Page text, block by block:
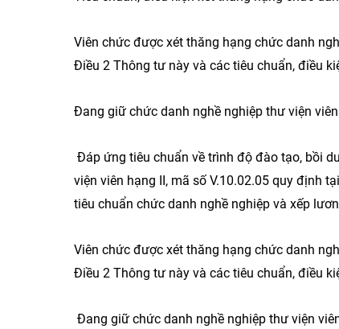
Viên chức được xét thăng hạng chức danh
Điều 2 Thông tư này và các tiêu chuẩn, điều
Đang giữ chức danh nghề nghiệp thư viện
Đáp ứng tiêu chuẩn về trình độ đào tạo, bồi
viện viên hạng II, mã số V.10.02.05 quy định
tiêu chuẩn chức danh nghề nghiệp và xếp
Viên chức được xét thăng hạng chức danh
Điều 2 Thông tư này và các tiêu chuẩn, điều
Đang giữ chức danh nghề nghiệp thư viện